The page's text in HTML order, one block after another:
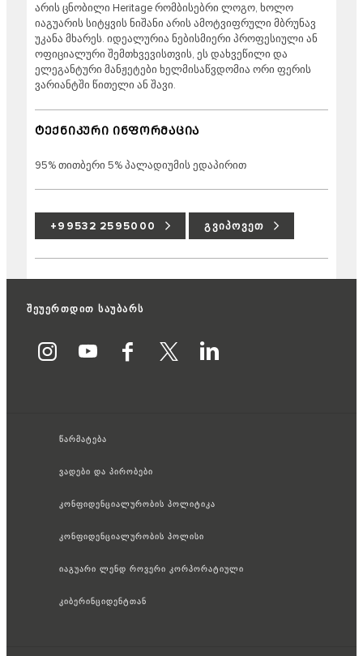
არის ცნობილი Heritage რომბისებრი ლოგო, ხოლო
იაგუარის სიტყვის ნიშანი არის ამოტვიფრული მბრუნავ
უკანა მხარეს. იდეალურია ნებისმიერი პროფესიული ან
ოფიციალური შემთხვევისთვის, ეს დახვეწილი და
ელეგანტური მანჟეტები ხელმისაწვდომია ორი ფერის
ვარიანტში წითელი ან შავი.
ᲢᲔᲥᲜᲘᲙᲣᲠᲘ ᲘᲜᲤᲝᲠᲛᲐᲪᲘᲐ
95% თითბერი 5% პალადიუმის ედაპირით
+99532 2595000 ᲒᲕᲘᲞᲝᲕᲔᲗ
შეუერთდით საუბარს
წარმატება
ვადები და პირობები
კონფიდენციალურობის პოლიტიკა
კონფიდენციალურობის პოლისი
იაგუარი ლენდ როვერი კორპორატიული
კიბერინციდენტთან